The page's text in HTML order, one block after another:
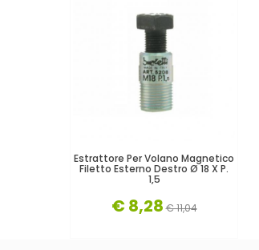
Estrattore Per Volano Magnetico
Filetto Esterno Destro Ø 18 X P.
1,5
€ 8,28 € 11,04